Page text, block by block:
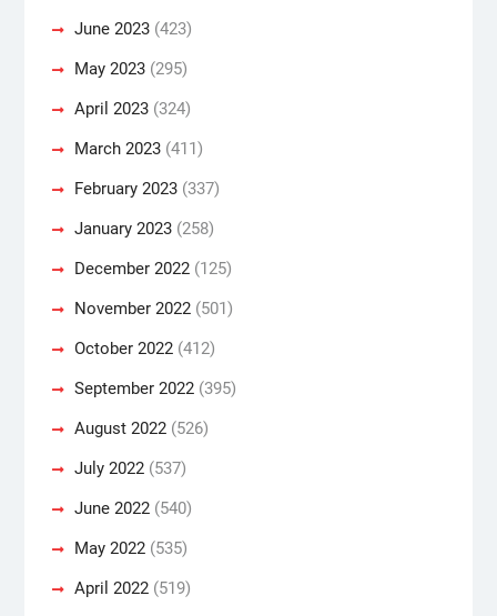
June 2023(423)
May 2023(295)
April 2023(324)
March 2023(411)
February 2023(337)
January 2023(258)
December 2022(125)
November 2022(501)
October 2022(412)
September 2022(395)
August 2022(526)
July 2022(537)
June 2022(540)
May 2022(535)
April 2022(519)